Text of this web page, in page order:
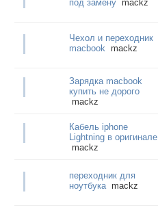
под замену mackz
Чехол и переходник
macbook mackz
Зарядка macbook
купить не дорого
mackz
Кабель iphone
Lightning в оригинале
mackz
переходник для
ноутбука mackz